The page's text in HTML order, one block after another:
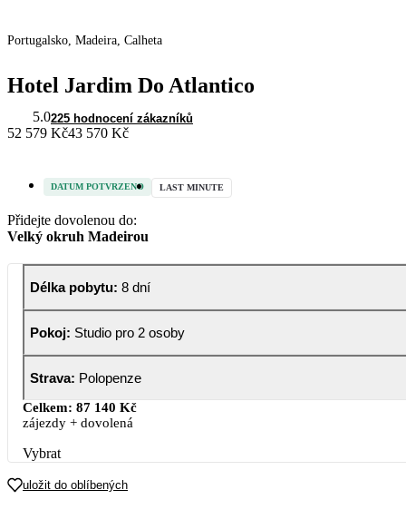
Portugalsko, Madeira, Calheta
Hotel Jardim Do Atlantico
5.0225 hodnocení zákazníků
52 579 Kč43 570 Kč
DATUM POTVRZENO LAST MINUTE
Přidejte dovolenou do:
Velký okruh Madeirou
Délka pobytu: 8 dní
Pokoj: Studio pro 2 osoby
Strava: Polopenze
Celkem: 87 140 Kč
zájezdy + dovolená
Vybrat
uložit do oblíbených